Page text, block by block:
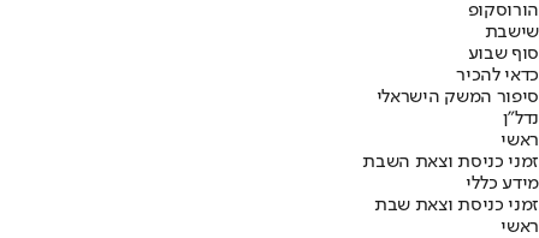
הורוסקופ
שישבת
סוף שבוע
כדאי להכיר
סיפור המשק הישראלי
נדל"ן
ראשי
זמני כניסת וצאת השבת
מידע כללי
זמני כניסת וצאת שבת
ראשי